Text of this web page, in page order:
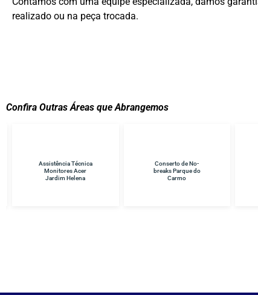
realizado ou na peça trocada.
Confira Outras Áreas que Abrangemos
Conserto de No-
breaks Parque do
Carmo
Assistência Técnica
Monitores Samsung
Itaquera